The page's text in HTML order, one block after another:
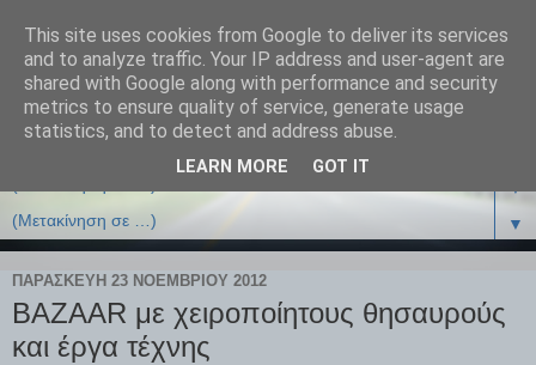
▼
▼
ΠΑΡΑΣΚΕΥΉ 23 ΝΟΕΜΒΡΊΟΥ 2012
BAZAAR με χειροποίητους θησαυρούς
και έργα τέχνης
This site uses cookies from Google to deliver its services
and to analyze traffic. Your IP address and user-agent are
shared with Google along with performance and security
metrics to ensure quality of service, generate usage
statistics, and to detect and address abuse.
LEARN MORE GOT IT